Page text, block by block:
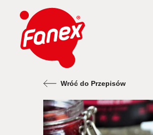
Wróć do Przepisów